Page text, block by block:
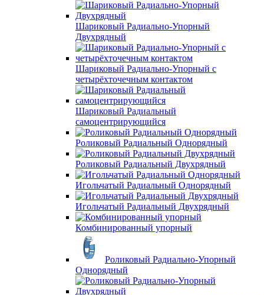
Шариковый Радиально-Упорный
Двухрядный
Шариковый Радиально-Упорный с
четырёхточечным контактом
Шариковый Радиальный
самоцентрирующийся
Роликовый Радиальный Однорядный
Роликовый Радиальный Двухрядный
Игольчатый Радиальный Однорядный
Игольчатый Радиальный Двухрядный
Комбинированный упорный
Роликовый Радиально-Упорный
Однорядный